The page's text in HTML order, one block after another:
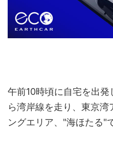
午前10時頃に自宅を出
ら湾岸線を走り、東京
ングエリア、"海ほたる"